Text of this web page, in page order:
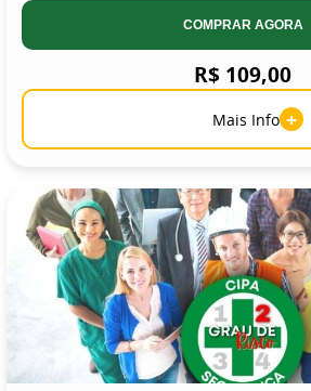
COMPRAR AGORA
R$ 109,00
Mais Info +